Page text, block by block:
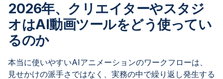
2026年、クリエイターやスタジ
オはAI動画ツールをどう使ってい
るのか
本当に使いやすいAIアニメーションのワークフローは、
見せかけの派手さではなく、実務の中で繰り返し発生する